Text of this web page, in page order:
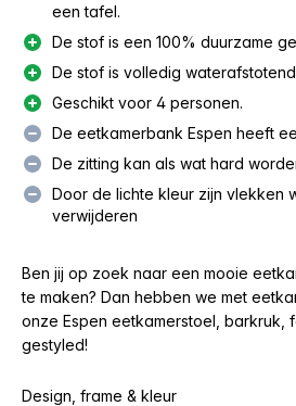
een tafel.
De stof is een 100% duurzame
De stof is volledig
Geschikt voor 4 personen.
De eetkamerbank Espen heeft
De zitting kan als wat hard
Door de lichte kleur zijn vlekken
verwijderen
Ben jij op zoek naar een mooie
te maken? Dan hebben we met
onze Espen eetkamerstoel, barkruk,
gestyled!
Design, frame & kleur